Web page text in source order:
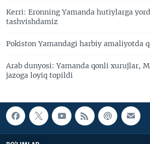
Kerri: Eronning Yamanda hutiylarga
tashvishdamiz
Pokiston Yamandagi harbiy amaliyotda
Arab dunyosi: Yamanda qonli xurujlar,
jazoga loyiq topildi